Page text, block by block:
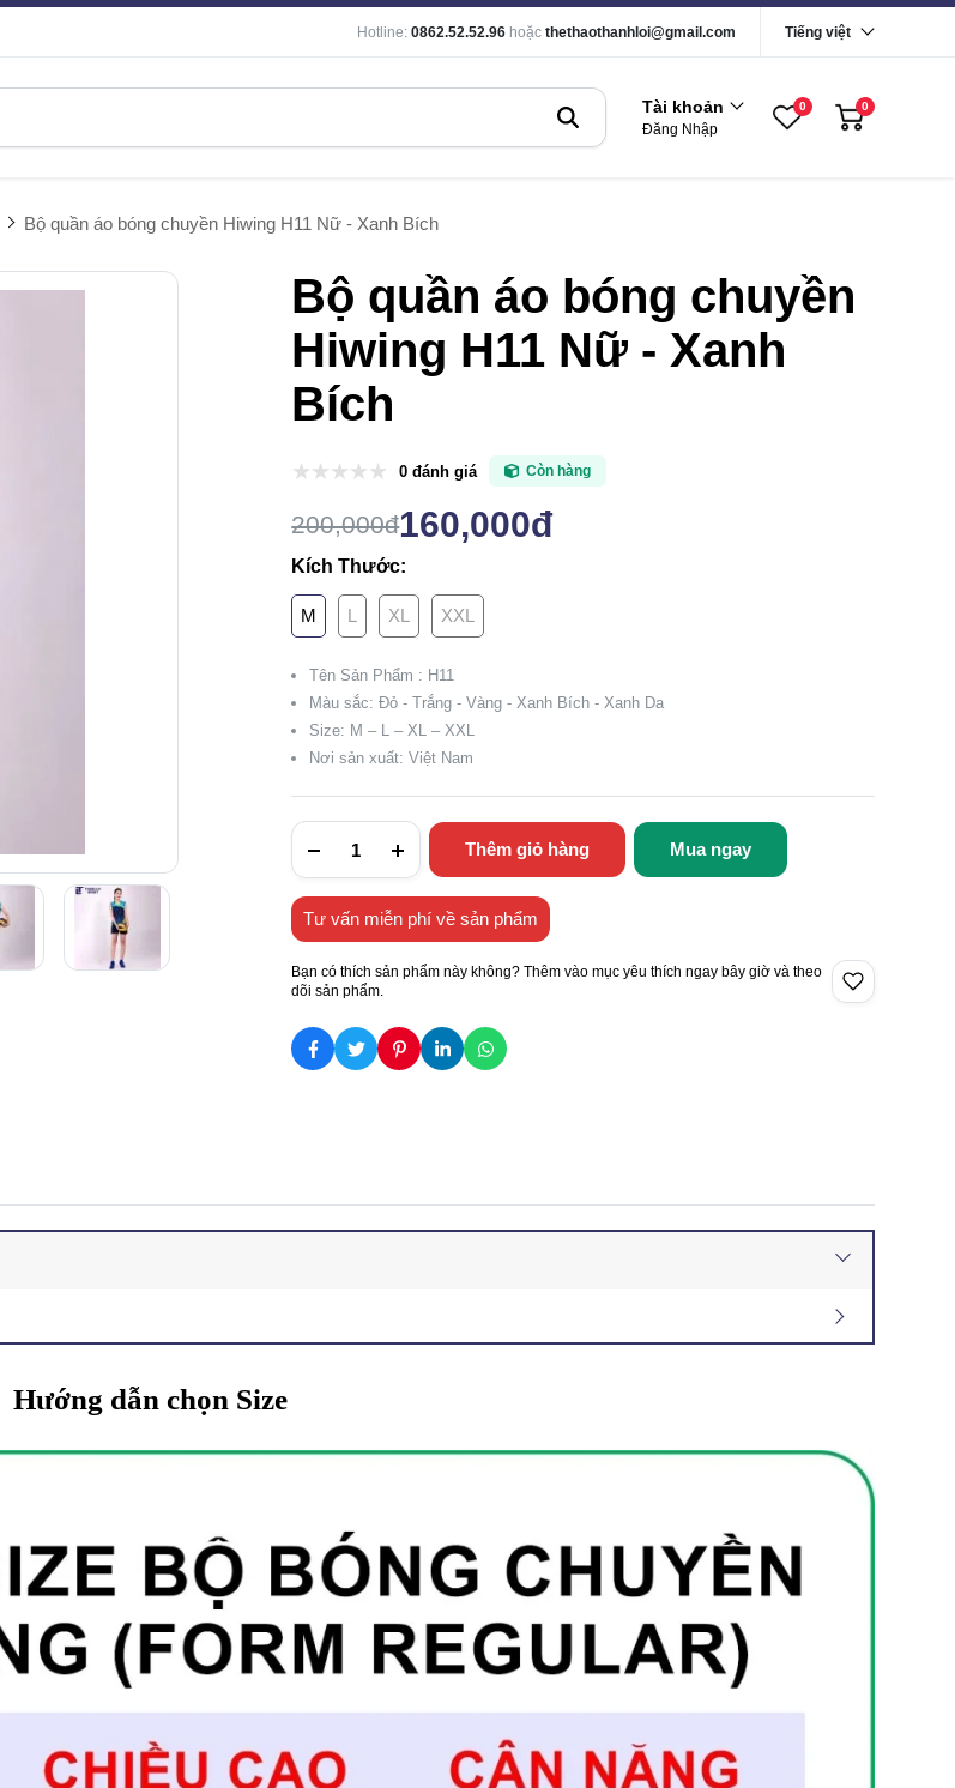
Hotline: 0862.52.52.96 hoặc thethaothanhloi@gmail.com Tiếng việt
Tài khoản
Đăng Nhập
0 0
Bộ quần áo bóng chuyền Hiwing H11 Nữ - Xanh Bích
Bộ quần áo bóng chuyền
Hiwing H11 Nữ - Xanh
Bích
0 đánh giá Còn hàng
200,000đ160,000đ
Kích Thước:
M L XL XXL
Tên Sản Phẩm : H11
Màu sắc: Đỏ - Trắng - Vàng - Xanh Bích - Xanh Da
Size: M – L – XL – XXL
Nơi sản xuất: Việt Nam
Thêm giỏ hàng Mua ngay
Tư vấn miễn phí về sản phẩm
Bạn có thích sản phẩm này không? Thêm vào mục yêu thích ngay bây giờ và theo
dõi sản phẩm.
Hướng dẫn chọn Size